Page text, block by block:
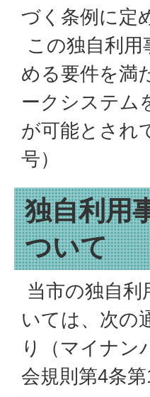
づく条例に定
この独自利
める要件を満
ークシステム
が可能とされ
号）
独自利用
ついて
当市の独自
いては、次の
り（マイナン
会規則第4条